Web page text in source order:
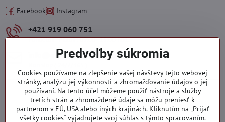
Facebook Instagram
+421 919 060 751
Pondelok - Piatok : 09:00 - 15:00 hod.
info​@everlady​.eu
Predvoľby súkromia
Cookies používame na zlepšenie vašej návštevy tejto webovej
stránky, analýzu jej výkonnosti a zhromažďovanie údajov o jej
používaní. Na tento účel môžeme použiť nástroje a služby
tretích strán a zhromaždené údaje sa môžu preniesť k
partnerom v EÚ, USA alebo iných krajinách. Kliknutím na „Prijať
všetky cookies“ vyjadrujete svoj súhlas s týmto spracovaním.